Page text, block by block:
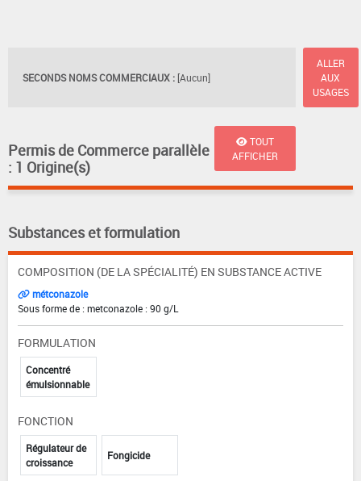
SECONDS NOMS COMMERCIAUX : [Aucun]
ALLER
AUX
USAGES
Permis de Commerce parallèle
: 1 Origine(s)
TOUT
AFFICHER
Substances et formulation
COMPOSITION (DE LA SPÉCIALITÉ) EN SUBSTANCE ACTIVE
métconazole
Sous forme de : metconazole : 90 g/L
FORMULATION
Concentré
émulsionnable
FONCTION
Régulateur de
croissance
Fongicide